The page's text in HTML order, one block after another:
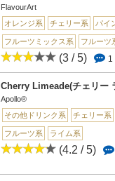
FlavourArt
オレンジ系
チェリー系 パイ
フルーツミックス系 フルーツ
(3 / 5) 1
Cherry Limeade(チェリー
Apollo®
その他ドリンク系
チェリー系
フルーツ系 ライム系
(4.2 / 5)